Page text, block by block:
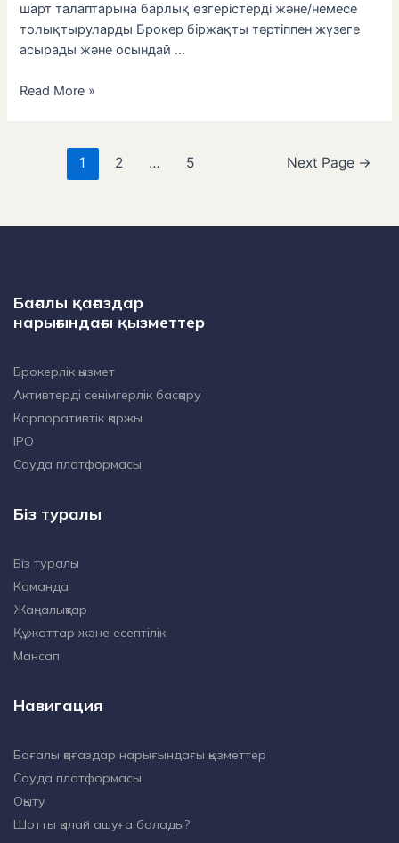
шарт талаптарына барлық өзгерістерді және/немесе
толықтыруларды Брокер біржақты тәртіппен жүзеге
асырады және осындай …
Read More »
1 2 … 5 Next Page →
Бағалы қағаздар
нарығындағы қызметтер
Брокерлік қызмет
Активтерді сенімгерлік басқару
Корпоративтік қаржы
IPO
Сауда платформасы
Біз туралы
Біз туралы
Команда
Жаңалықтар
Құжаттар және есептілік
Мансап
Навигация
Бағалы қағаздар нарығындағы қызметтер
Сауда платформасы
Оқыту
Шотты қалай ашуға болады?